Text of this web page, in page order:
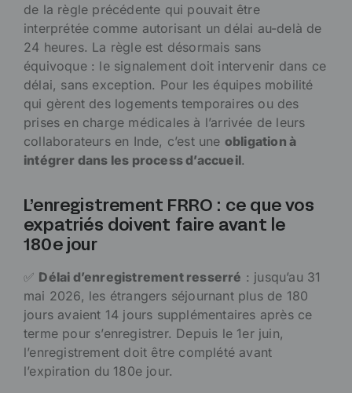
de la règle précédente qui pouvait être
interprétée comme autorisant un délai au-delà de
24 heures. La règle est désormais sans
équivoque : le signalement doit intervenir dans ce
délai, sans exception. Pour les équipes mobilité
qui gèrent des logements temporaires ou des
prises en charge médicales à l’arrivée de leurs
collaborateurs en Inde, c’est une obligation à
intégrer dans les process d’accueil.
L’enregistrement FRRO : ce que vos
expatriés doivent faire avant le
180e jour
✅ Délai d’enregistrement resserré : jusqu’au 31
mai 2026, les étrangers séjournant plus de 180
jours avaient 14 jours supplémentaires après ce
terme pour s’enregistrer. Depuis le 1er juin,
l’enregistrement doit être complété avant
l’expiration du 180e jour.